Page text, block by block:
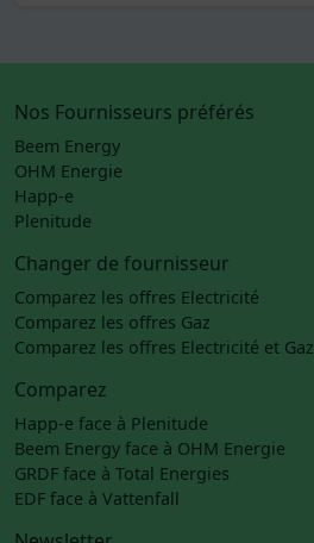
Nos Fournisseurs préférés
Beem Energy
OHM Energie
Happ-e
Plenitude
Changer de fournisseur
Comparez les offres Electricité
Comparez les offres Gaz
Comparez les offres Electricité et Gaz
Comparez
Happ-e face à Plenitude
Beem Energy face à OHM Energie
GRDF face à Total Energies
EDF face à Vattenfall